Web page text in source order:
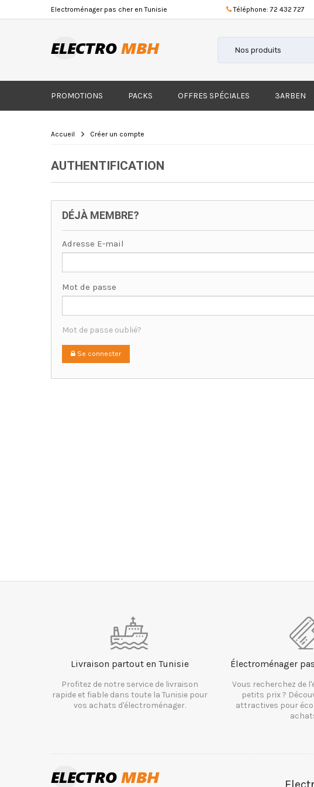
Electroménager pas cher en Tunisie Téléphone: 72 432 727
PROMOTIONS PACKS OFFRES SPÉCIALES 3ARBEN
Accueil Créer un compte
AUTHENTIFICATION
DÉJÀ MEMBRE?
Adresse E-mail
Mot de passe
Mot de passe oublié?
Se connecter
Livraison partout en Tunisie
Profitez de notre service de livraison
rapide et fiable dans toute la Tunisie pour
vos achats d'électroménager.
Électroménager
Vous recherchez de
petits prix ?
attractives pour